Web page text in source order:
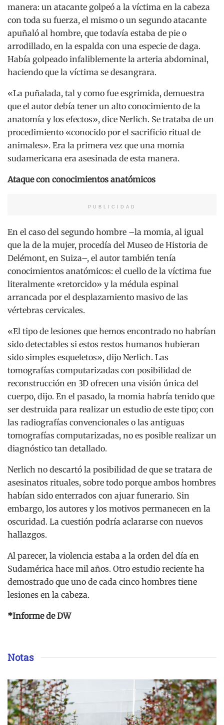
manera: un atacante golpeó a la víctima en la cabeza
con toda su fuerza, el mismo o un segundo atacante
apuñaló al hombre, que todavía estaba de pie o
arrodillado, en la espalda con una especie de daga.
Había golpeado infaliblemente la arteria abdominal,
haciendo que la víctima se desangrara.
«La puñalada, tal y como fue esgrimida, demuestra
que el autor debía tener un alto conocimiento de la
anatomía y los efectos», dice Nerlich. Se trataba de un
procedimiento «conocido por el sacrificio ritual de
animales». Era la primera vez que una momia
sudamericana era asesinada de esta manera.
Ataque con conocimientos anatómicos
PUBLICIDAD
En el caso del segundo hombre –la momia, al igual
que la de la mujer, procedía del Museo de Historia de
Delémont, en Suiza–, el autor también tenía
conocimientos anatómicos: el cuello de la víctima fue
literalmente «retorcido» y la médula espinal
arrancada por el desplazamiento masivo de las
vértebras cervicales.
«El tipo de lesiones que hemos encontrado no habrían
sido detectables si estos restos humanos hubieran
sido simples esqueletos», dijo Nerlich. Las
tomografías computarizadas con posibilidad de
reconstrucción en 3D ofrecen una visión única del
cuerpo, dijo. En el pasado, la momia habría tenido que
ser destruida para realizar un estudio de este tipo; con
las radiografías convencionales o las antiguas
tomografías computarizadas, no es posible realizar un
diagnóstico tan detallado.
Nerlich no descartó la posibilidad de que se tratara de
asesinatos rituales, sobre todo porque ambos hombres
habían sido enterrados con ajuar funerario. Sin
embargo, los autores y los motivos permanecen en la
oscuridad. La cuestión podría aclararse con nuevos
hallazgos.
Al parecer, la violencia estaba a la orden del día en
Sudamérica hace mil años. Otro estudio reciente ha
demostrado que uno de cada cinco hombres tiene
lesiones en la cabeza.
*Informe de DW
Notas